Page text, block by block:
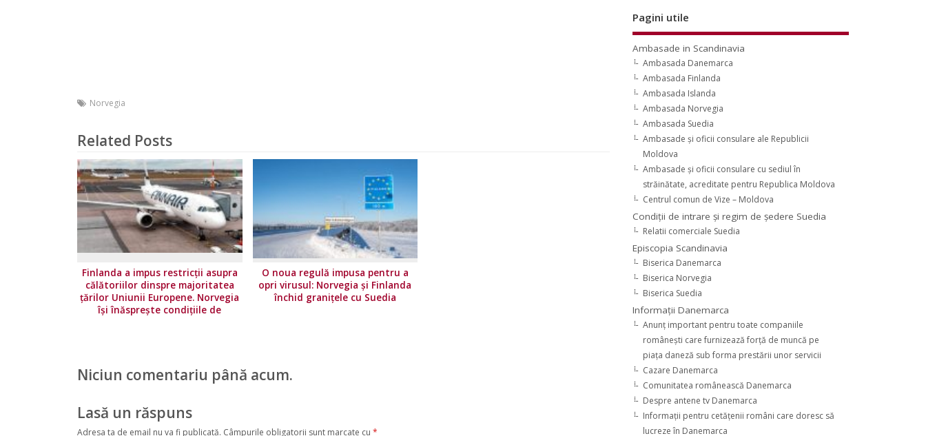
Norvegia
Related Posts
Finlanda a impus restricţii asupra
călătoriilor dinspre majoritatea
ţărilor Uniunii Europene. Norvegia
își înăsprește condițiile de
O noua regulă impusa pentru a
opri virusul: Norvegia și Finlanda
închid granițele cu Suedia
Niciun comentariu până acum.
Lasă un răspuns
Adresa ta de email nu va fi publicată. Câmpurile obligatorii sunt marcate cu *
Pagini utile
Ambasade in Scandinavia
Ambasada Danemarca
Ambasada Finlanda
Ambasada Islanda
Ambasada Norvegia
Ambasada Suedia
Ambasade şi oficii consulare ale Republicii
Moldova
Ambasade şi oficii consulare cu sediul în
străinătate, acreditate pentru Republica Moldova
Centrul comun de Vize – Moldova
Condiţii de intrare şi regim de şedere Suedia
Relatii comerciale Suedia
Episcopia Scandinavia
Biserica Danemarca
Biserica Norvegia
Biserica Suedia
Informaţii Danemarca
Anunţ important pentru toate companiile
româneşti care furnizează forţă de muncă pe
piaţa daneză sub forma prestării unor servicii
Cazare Danemarca
Comunitatea românească Danemarca
Despre antene tv Danemarca
Informaţii pentru cetăţenii români care doresc să
lucreze în Danemarca